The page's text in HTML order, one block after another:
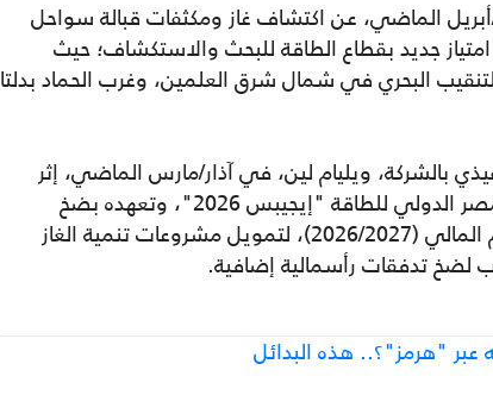
أبريل الماضي، عن اكتشاف غاز ومكثفات قبالة سواحل
جديد بقطاع الطاقة للبحث والاستكشاف؛ حيث
البحري في شمال شرق العلمين، وغرب الحماد بدلتا
بالشركة، ويليام لين، في آذار/مارس الماضي، إثر
لقائه رئيس الوزراء مصطفى مدبولي، بمعرض مصر الدولي للطاقة "إيجيبس 2026"، وتعهده بضخ
استثمارات جديدة تُقدر بنحو 1.5 مليار دولار بالعام المالي (2026/2027)، لتمويل مشروعات تنمية الغاز
لضخ تدفقات رأسمالية إضافية.
"هرمز"؟.. هذه البدائل